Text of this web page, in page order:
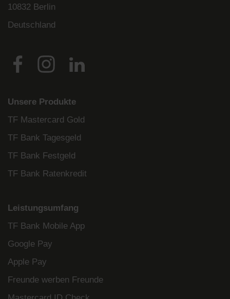
10832 Berlin
Deutschland
Unsere Produkte
TF Mastercard Gold
TF Bank Tagesgeld
TF Bank Festgeld
TF Bank Ratenkredit
Leistungsumfang
TF Bank Mobile App
Google Pay
Apple Pay
Freunde werben Freunde